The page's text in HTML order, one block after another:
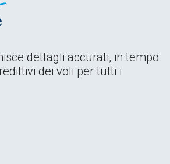
dettagli accurati, in tempo
dei voli per tutti i